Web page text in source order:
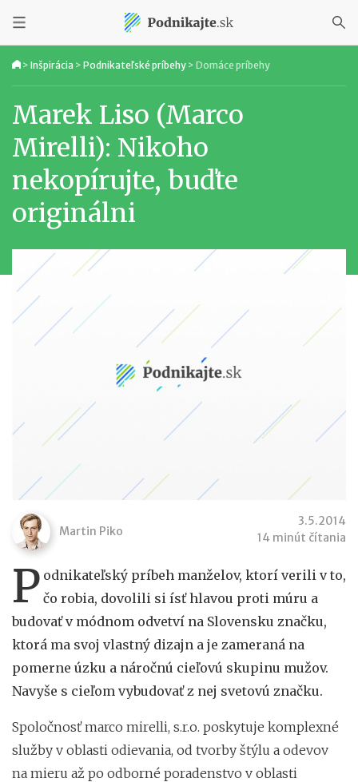
> Inšpirácia > Podnikateľské príbehy > Domáce príbehy
Marek Liso (Marco
Mirelli): Nikoho
nekopírujte, buďte
originálni
Martin Piko
3.5.2014
14 minút čítania
P odnikateľský príbeh manželov, ktorí verili v to,
čo robia, dovolili si ísť hlavou proti múru a
budovať v módnom odvetví na Slovensku značku,
ktorá ma svoj vlastný dizajn a je zameraná na
pomerne úzku a náročnú cieľovú skupinu mužov.
Navyše s cieľom vybudovať z nej svetovú značku.
Spoločnosť marco mirelli, s.r.o. poskytuje komplexné
služby v oblasti odievania, od tvorby štýlu a odevov
na mieru až po odborné poradenstvo v oblasti